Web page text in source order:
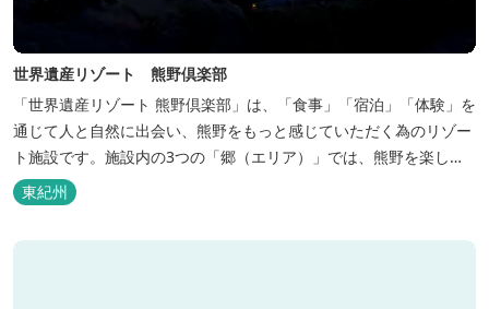
世界遺産リゾート 熊野倶楽部
「世界遺産リゾート 熊野倶楽部」は、「食事」「宿泊」「体験」を
通じて人と自然に出会い、熊野をもっと感じていただく為のリゾー
ト施設です。施設内の3つの「郷（エリア）」では、熊野を楽しむ
為の多彩なイベンを開催。施設内のいたるところに、熊野灘の青い
海や雄大な夕日の大パノラマ等、大自然を感じていただけるよう設
東紀州